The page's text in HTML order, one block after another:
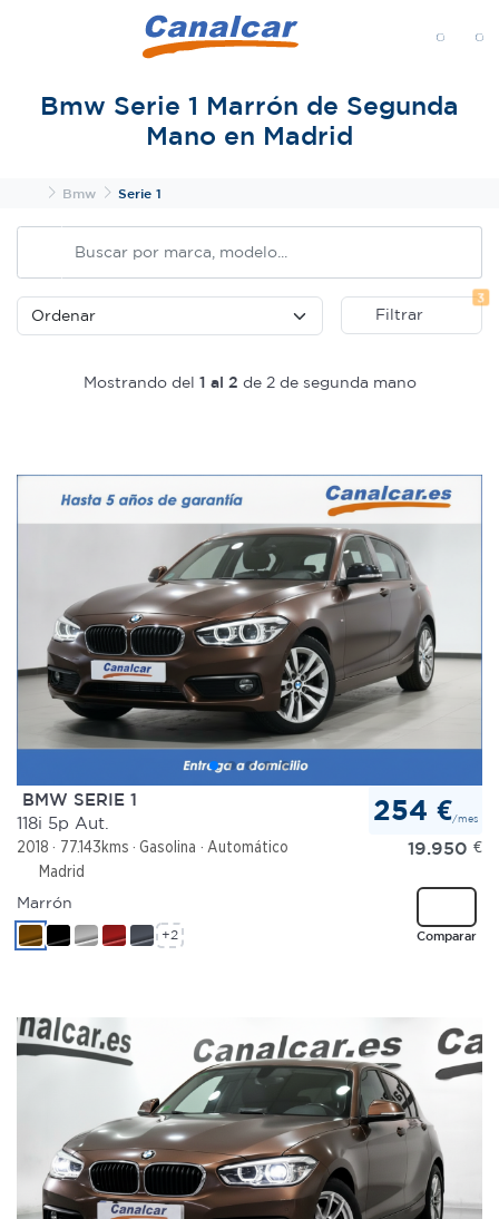
Bmw Serie 1 Marrón de Segunda
Mano en Madrid
InicioBmw Serie 1
Filtrar
3
Mostrando del 1 al 2 de 2 de segunda mano
BMW SERIE 1
118i 5p Aut.
2018 77.143kms Gasolina
Automático
Madrid
254 €/mes
19.950 €
Comparar
Marrón
+2